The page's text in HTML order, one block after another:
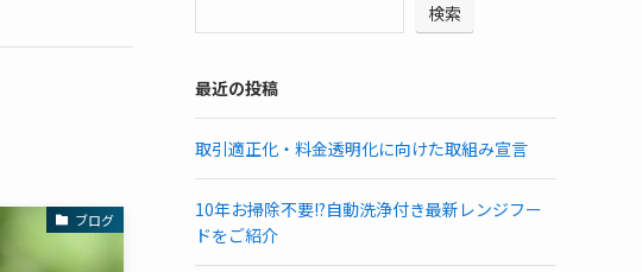
ブログ
検索
最近の投稿
取引適正化・料金透明化に向けた取組み宣言
10年お掃除不要!?自動洗浄付き最新レンジフー
ドをご紹介